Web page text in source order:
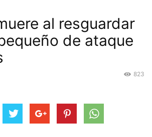
al resguardar
de ataque
823